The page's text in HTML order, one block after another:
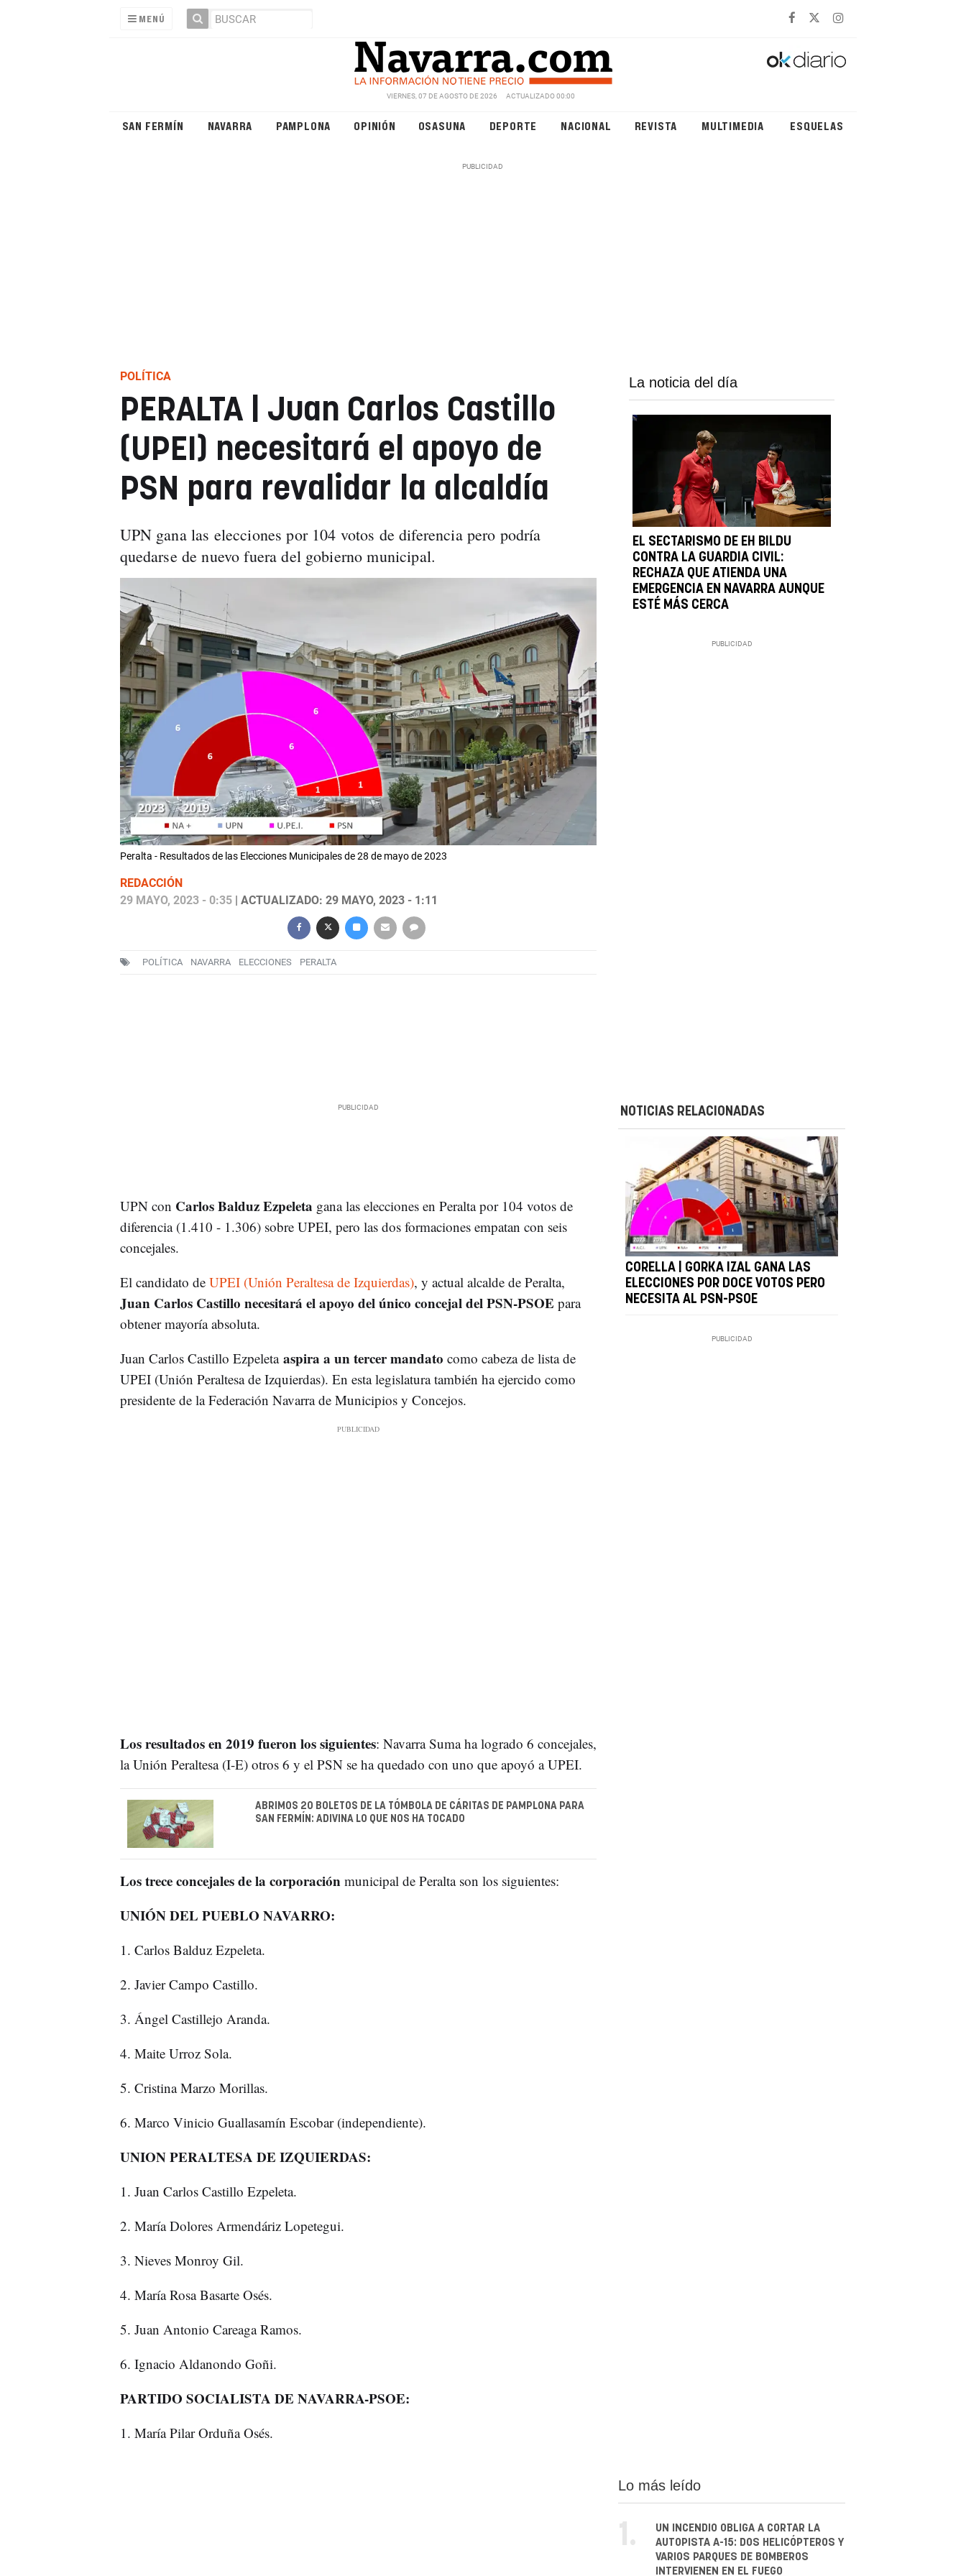
MENÚ
VIERNES, 07 DE AGOSTO DE 2026 ACTUALIZADO 00:00
SAN FERMÍN NAVARRA PAMPLONA OPINIÓN OSASUNA DEPORTE NACIONAL REVISTA MULTIMEDIA ESQUELAS
POLÍTICA
PERALTA | Juan Carlos Castillo
(UPEI) necesitará el apoyo de
PSN para revalidar la alcaldía
UPN gana las elecciones por 104 votos de diferencia pero podría
quedarse de nuevo fuera del gobierno municipal.
Peralta - Resultados de las Elecciones Municipales de 28 de mayo de 2023
REDACCIÓN
29 MAYO, 2023 - 0:35| ACTUALIZADO: 29 MAYO, 2023 - 1:11
POLÍTICA NAVARRA ELECCIONES PERALTA
La noticia del día
EL SECTARISMO DE EH BILDU
CONTRA LA GUARDIA CIVIL:
RECHAZA QUE ATIENDA UNA
EMERGENCIA EN NAVARRA AUNQUE
ESTÉ MÁS CERCA
UPN con Carlos Balduz Ezpeleta gana las elecciones en Peralta por 104 votos de
diferencia (1.410 - 1.306) sobre UPEI, pero las dos formaciones empatan con seis
concejales.
El candidato deUPEI (Unión Peraltesa de Izquierdas), y actual alcalde de Peralta,
Juan Carlos Castillo necesitará el apoyo del único concejal del PSN-PSOE para
obtener mayoría absoluta.
Juan Carlos Castillo Ezpeletaaspira a un tercer mandato como cabeza de lista de
UPEI (Unión Peraltesa de Izquierdas). En esta legislatura también ha ejercido como
presidente de la Federación Navarra de Municipios y Concejos.
Los resultados en 2019 fueron los siguientes: Navarra Suma ha logrado 6 concejales,
la Unión Peraltesa (I-E) otros 6 y el PSN se ha quedado con uno que apoyó a UPEI.
ABRIMOS 20 BOLETOS DE LA TÓMBOLA DE CÁRITAS DE PAMPLONA PARA
SAN FERMÍN: ADIVINA LO QUE NOS HA TOCADO
Los trece concejales de la corporación municipal de Peralta son los siguientes:
UNIÓN DEL PUEBLO NAVARRO:
1. Carlos Balduz Ezpeleta.
2. Javier Campo Castillo.
3. Ángel Castillejo Aranda.
4. Maite Urroz Sola.
5. Cristina Marzo Morillas.
6. Marco Vinicio Guallasamín Escobar (independiente).
UNION PERALTESA DE IZQUIERDAS:
1. Juan Carlos Castillo Ezpeleta.
2. María Dolores Armendáriz Lopetegui.
3. Nieves Monroy Gil.
4. María Rosa Basarte Osés.
5. Juan Antonio Careaga Ramos.
6. Ignacio Aldanondo Goñi.
PARTIDO SOCIALISTA DE NAVARRA-PSOE:
1. María Pilar Orduña Osés.
NOTICIAS RELACIONADAS
CORELLA | GORKA IZAL GANA LAS
ELECCIONES POR DOCE VOTOS PERO
NECESITA AL PSN-PSOE
Lo más leído
1.
UN INCENDIO OBLIGA A CORTAR LA
AUTOPISTA A-15: DOS HELICÓPTEROS Y
VARIOS PARQUES DE BOMBEROS
INTERVIENEN EN EL FUEGO